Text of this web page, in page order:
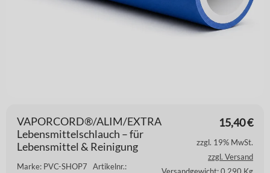
15,40€
VAPORCORD®/ALIM/EXTRA
Lebensmittelschlauch – für
Lebensmittel & Reinigung
Marke: PVC-SHOP7 Artikelnr.:
zzgl. 19% MwSt.
zzgl. Versand
Versandgewicht: 0,290 Kg